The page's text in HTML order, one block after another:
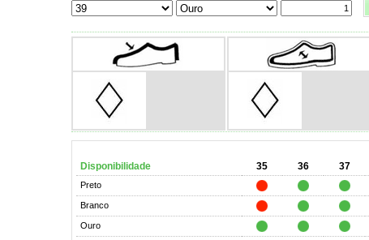
Disponibilidade 35 36 37
Preto
Branco
Ouro